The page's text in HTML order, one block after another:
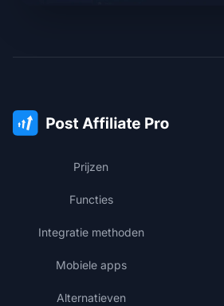
Prijzen
Functies
Integratie methoden
Mobiele apps
Alternatieven